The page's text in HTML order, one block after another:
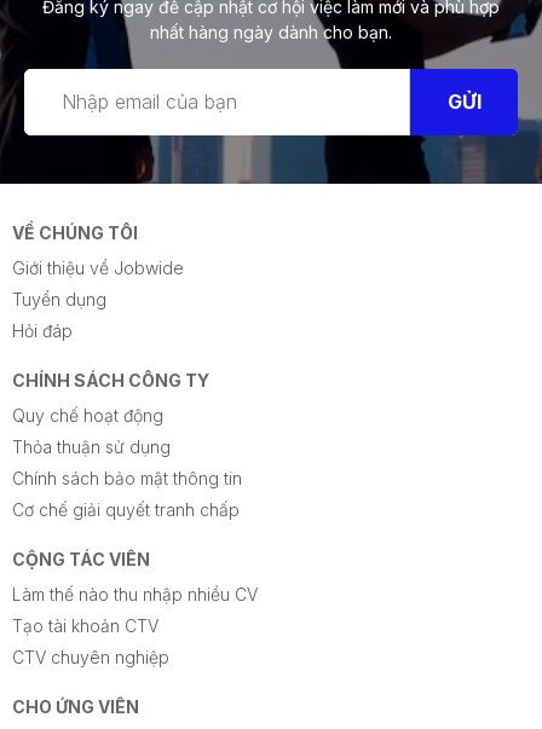
Đăng ký ngay để cập nhật cơ hội việc làm mới và phù hợp
nhất hàng ngày dành cho bạn.
GỬI
VỀ CHÚNG TÔI
Giới thiệu về Jobwide
Tuyển dụng
Hỏi đáp
CHÍNH SÁCH CÔNG TY
Quy chế hoạt động
Thỏa thuận sử dụng
Chính sách bảo mật thông tin
Cơ chế giải quyết tranh chấp
CỘNG TÁC VIÊN
Làm thế nào thu nhập nhiều CV
Tạo tài khoản CTV
CTV chuyên nghiệp
CHO ỨNG VIÊN